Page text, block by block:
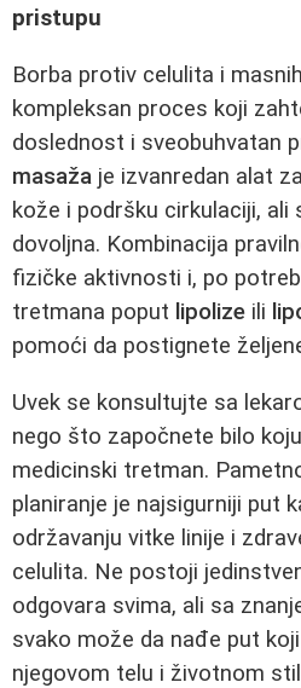
pristupu
Borba protiv celulita i
kompleksan proces koji
doslednost i sveobuhvatan
masaža je izvanredan alat
kože i podršku cirkulaciji, ali
dovoljna. Kombinacija
fizičke aktivnosti i, po
tretmana poput lipolize ili
pomoći da postignete
Uvek se konsultujte sa
nego što započnete bilo
medicinski tretman.
planiranje je najsigurniji put
održavanju vitke linije i
celulita. Ne postoji
odgovara svima, ali sa
svako može da nađe put
njegovom telu i životnom